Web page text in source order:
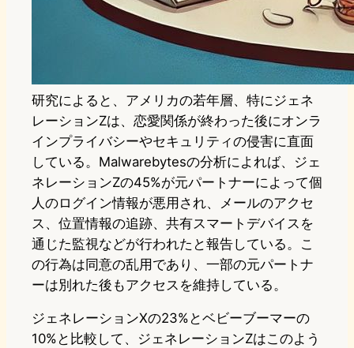
研究によると、アメリカの若年層、特にジェネ
レーションZは、恋愛関係が終わった後にオンラ
インプライバシーやセキュリティの侵害に直面
している。Malwarebytesの分析によれば、ジェ
ネレーションZの45%が元パートナーによって個
人のログイン情報が悪用され、メールのアクセ
ス、位置情報の追跡、共有スマートデバイスを
通じた監視などが行われたと報告している。こ
の行為は同意の乱用であり、一部の元パートナ
ーは別れた後もアクセスを維持している。
ジェネレーションXの23%とベビーブーマーの
10%と比較して、ジェネレーションZはこのよう